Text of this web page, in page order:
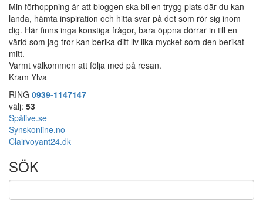
Min förhoppning är att bloggen ska bli en trygg plats där du kan
landa, hämta inspiration och hitta svar på det som rör sig inom
dig. Här finns inga konstiga frågor, bara öppna dörrar in till en
värld som jag tror kan berika ditt liv lika mycket som den berikat
mitt.
Varmt välkommen att följa med på resan.
Kram Ylva
RING 0939-1147147
välj: 53
Spålive.se
Synskonline.no
Clairvoyant24.dk
SÖK